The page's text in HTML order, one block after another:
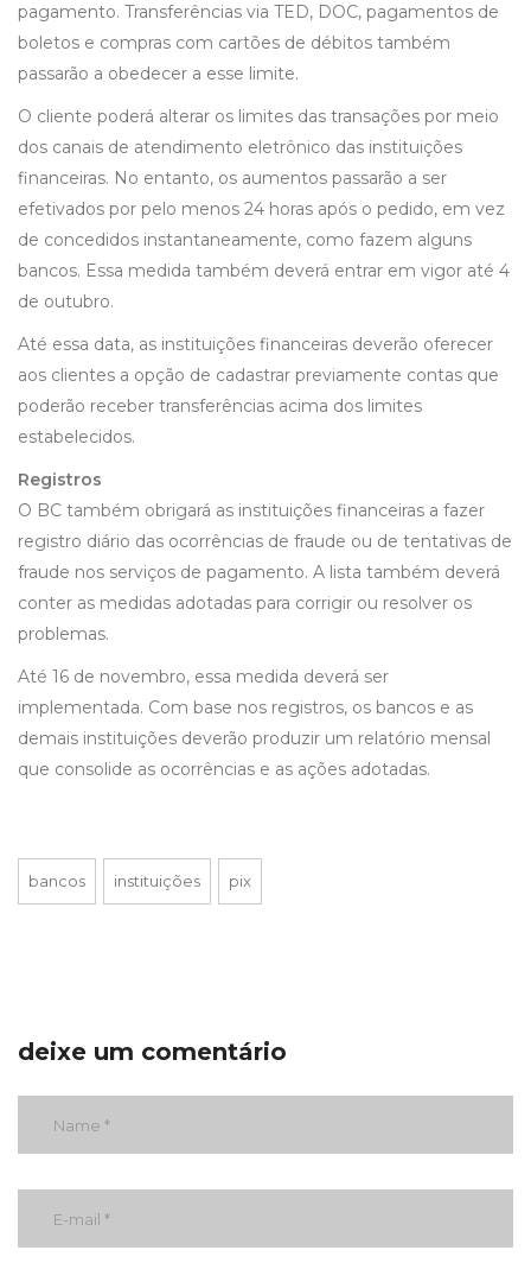
pagamento. Transferências via TED, DOC, pagamentos de
boletos e compras com cartões de débitos também
passarão a obedecer a esse limite.
O cliente poderá alterar os limites das transações por meio
dos canais de atendimento eletrônico das instituições
financeiras. No entanto, os aumentos passarão a ser
efetivados por pelo menos 24 horas após o pedido, em vez
de concedidos instantaneamente, como fazem alguns
bancos. Essa medida também deverá entrar em vigor até 4
de outubro.
Até essa data, as instituições financeiras deverão oferecer
aos clientes a opção de cadastrar previamente contas que
poderão receber transferências acima dos limites
estabelecidos.
Registros
O BC também obrigará as instituições financeiras a fazer
registro diário das ocorrências de fraude ou de tentativas de
fraude nos serviços de pagamento. A lista também deverá
conter as medidas adotadas para corrigir ou resolver os
problemas.
Até 16 de novembro, essa medida deverá ser
implementada. Com base nos registros, os bancos e as
demais instituições deverão produzir um relatório mensal
que consolide as ocorrências e as ações adotadas.
bancos instituições pix
deixe um comentário